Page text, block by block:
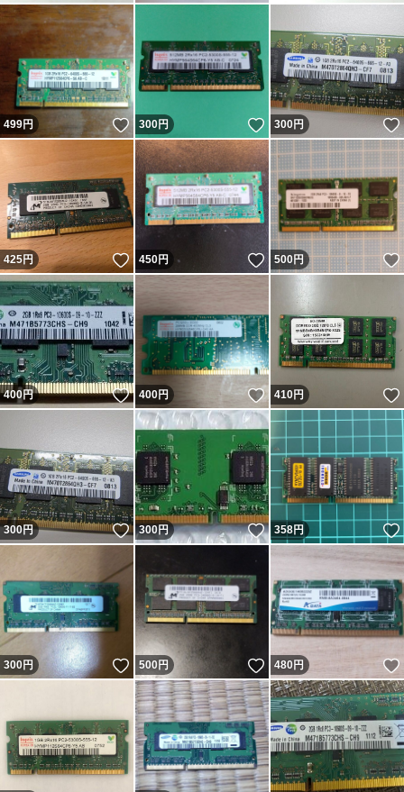
499円 いいね！
300円 いいね！
300円
425円 いいね！
450円 いいね！
500円
400円 いいね！
400円 いいね！
410円
300円 いいね！
300円 いいね！
358円
300円 いいね！
500円 いいね！
480円